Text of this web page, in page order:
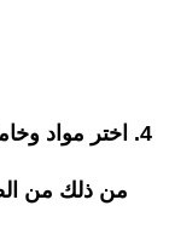
4. اختر مواد
من ذلك من